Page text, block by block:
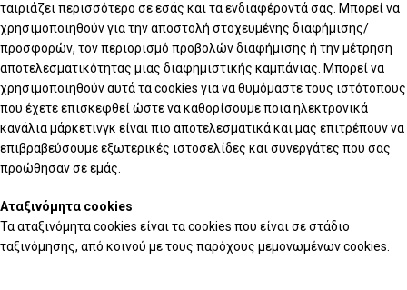
ταιριάζει περισσότερο σε εσάς και τα ενδιαφέροντά σας. Μπορεί να
χρησιμοποιηθούν για την αποστολή στοχευμένης διαφήμισης/
προσφορών, τον περιορισμό προβολών διαφήμισης ή την μέτρηση
αποτελεσματικότητας μιας διαφημιστικής καμπάνιας. Μπορεί να
χρησιμοποιηθούν αυτά τα cookies για να θυμόμαστε τους ιστότοπους
που έχετε επισκεφθεί ώστε να καθορίσουμε ποια ηλεκτρονικά
κανάλια μάρκετινγκ είναι πιο αποτελεσματικά και μας επιτρέπουν να
επιβραβεύσουμε εξωτερικές ιστοσελίδες και συνεργάτες που σας
προώθησαν σε εμάς.
Αταξινόμητα cookies
Τα αταξινόμητα cookies είναι τα cookies που είναι σε στάδιο
ταξινόμησης, από κοινού με τους παρόχους μεμονωμένων cookies.